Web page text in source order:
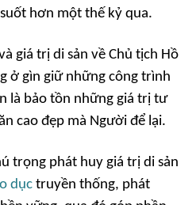
hơn một thế kỷ qua.
giá trị di sản về Chủ tịch Hồ
ở gìn giữ những công trình
là bảo tồn những giá trị tư
cao đẹp mà Người để lại.
trọng phát huy giá trị di sản
dục truyền thống, phát